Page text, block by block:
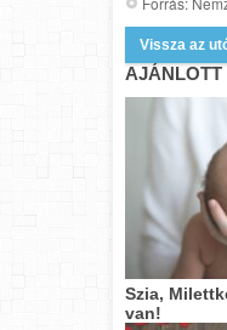
Vissza az
AJÁNLOTT
Szia,
van!